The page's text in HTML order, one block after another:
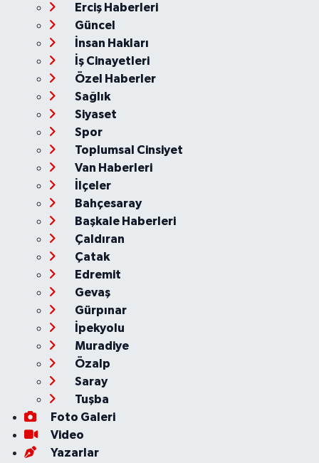
Erciş Haberleri
Güncel
İnsan Hakları
İş Cinayetleri
Özel Haberler
Sağlık
Siyaset
Spor
Toplumsal Cinsiyet
Van Haberleri
İlçeler
Bahçesaray
Başkale Haberleri
Çaldıran
Çatak
Edremit
Gevaş
Gürpınar
İpekyolu
Muradiye
Özalp
Saray
Tuşba
Foto Galeri
Video
Yazarlar